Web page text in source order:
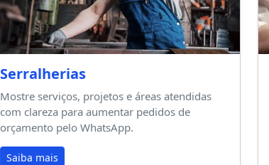
Serralherias
Mostre serviços, projetos e áreas atendidas
com clareza para aumentar pedidos de
orçamento pelo WhatsApp.
Saiba mais